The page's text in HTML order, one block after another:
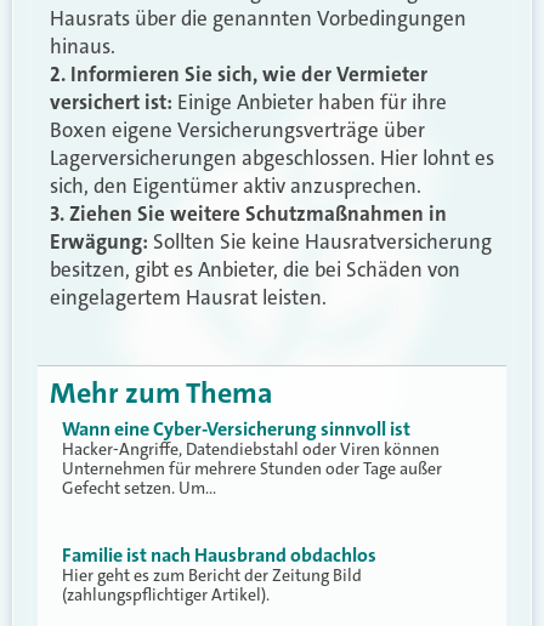
Hausrats über die genannten Vorbedingungen
hinaus.
2. Informieren Sie sich, wie der Vermieter
versichert ist: Einige Anbieter haben für ihre
Boxen eigene Versicherungsverträge über
Lagerversicherungen abgeschlossen. Hier lohnt es
sich, den Eigentümer aktiv anzusprechen.
3. Ziehen Sie weitere Schutzmaßnahmen in
Erwägung: Sollten Sie keine Hausratversicherung
besitzen, gibt es Anbieter, die bei Schäden von
eingelagertem Hausrat leisten.
Mehr zum Thema
Wann eine Cyber-Versicherung sinnvoll ist
Hacker-Angriffe, Datendiebstahl oder Viren können
Unternehmen für mehrere Stunden oder Tage außer
Gefecht setzen. Um…
Familie ist nach Hausbrand obdachlos
Hier geht es zum Bericht der Zeitung Bild
(zahlungspflichtiger Artikel).